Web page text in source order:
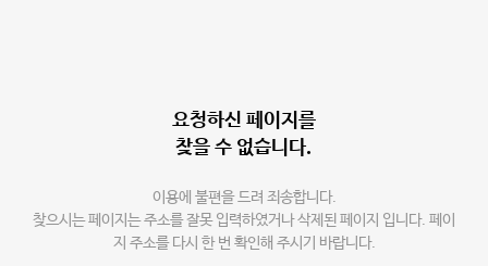
요청하신 페이지를
찾을 수 없습니다.
이용에 불편을 드려 죄송합니다.
찾으시는 페이지는 주소를 잘못 입력하였거나 삭제된 페이지 입니다. 페이
지 주소를 다시 한 번 확인해 주시기 바랍니다.